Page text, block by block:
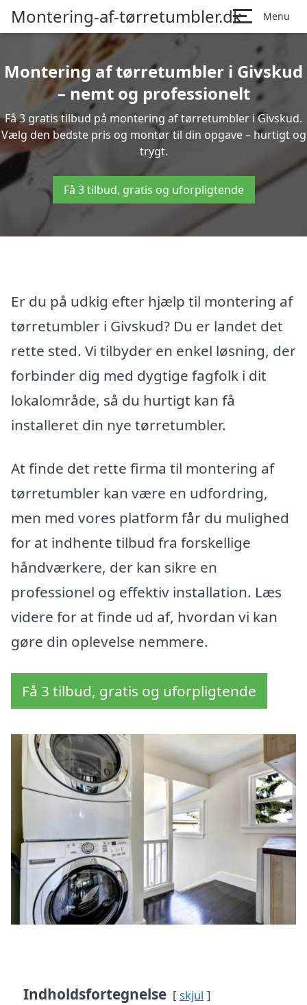
Montering-af-tørretumbler.dk Menu
Montering af tørretumbler i Givskud
– nemt og professionelt
Få 3 gratis tilbud på montering af tørretumbler i Givskud.
Vælg den bedste pris og montør til din opgave – hurtigt og
trygt.
Få 3 tilbud, gratis og uforpligtende
Er du på udkig efter hjælp til montering af
tørretumbler i Givskud? Du er landet det
rette sted. Vi tilbyder en enkel løsning, der
forbinder dig med dygtige fagfolk i dit
lokalområde, så du hurtigt kan få
installeret din nye tørretumbler.
At finde det rette firma til montering af
tørretumbler kan være en udfordring,
men med vores platform får du mulighed
for at indhente tilbud fra forskellige
håndværkere, der kan sikre en
professionel og effektiv installation. Læs
videre for at finde ud af, hvordan vi kan
gøre din oplevelse nemmere.
Få 3 tilbud, gratis og uforpligtende
Indholdsfortegnelse skjul